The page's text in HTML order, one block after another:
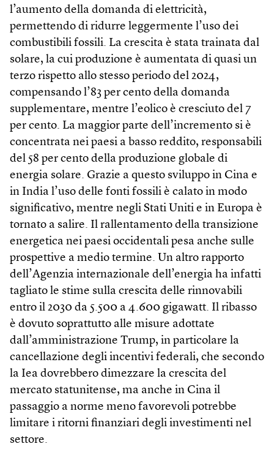
l’aumento della domanda di elettricità,
permettendo di ridurre leggermente l’uso dei
combustibili fossili. La crescita è stata trainata dal
solare, la cui produzione è aumentata di quasi un
terzo rispetto allo stesso periodo del 2024,
compensando l’83 per cento della domanda
supplementare, mentre l’eolico è cresciuto del 7
per cento. La maggior parte dell’incremento si è
concentrata nei paesi a basso reddito, responsabili
del 58 per cento della produzione globale di
energia solare. Grazie a questo sviluppo in Cina e
in India l’uso delle fonti fossili è calato in modo
significativo, mentre negli Stati Uniti e in Europa è
tornato a salire. Il rallentamento della transizione
energetica nei paesi occidentali pesa anche sulle
prospettive a medio termine. Un altro rapporto
dell’Agenzia internazionale dell’energia ha infatti
tagliato le stime sulla crescita delle rinnovabili
entro il 2030 da 5.500 a 4.600 gigawatt. Il ribasso
è dovuto soprattutto alle misure adottate
dall’amministrazione Trump, in particolare la
cancellazione degli incentivi federali, che secondo
la Iea dovrebbero dimezzare la crescita del
mercato statunitense, ma anche in Cina il
passaggio a norme meno favorevoli potrebbe
limitare i ritorni finanziari degli investimenti nel
settore.